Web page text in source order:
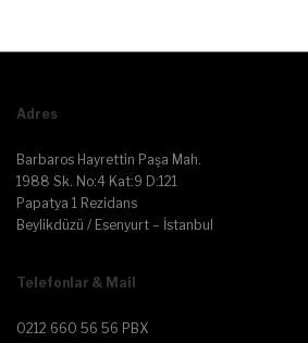
Adres
Barbaros Hayrettin Paşa Mah.
1988 Sk. No:4 Kat:9 D:121
Papatya 1 Rezidans
Beylikdüzü / Esenyurt – İstanbul
Telefonlar & Mail
0212 660 56 56 PBX